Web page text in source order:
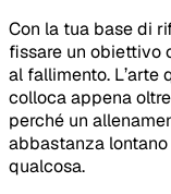
Con la tua base di
fissare un obiettivo
al fallimento. L’arte
colloca appena
perché un
abbastanza
qualcosa.